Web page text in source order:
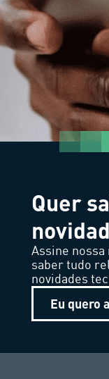
Quer
Assine
saber tudo
novidades
Eu quero